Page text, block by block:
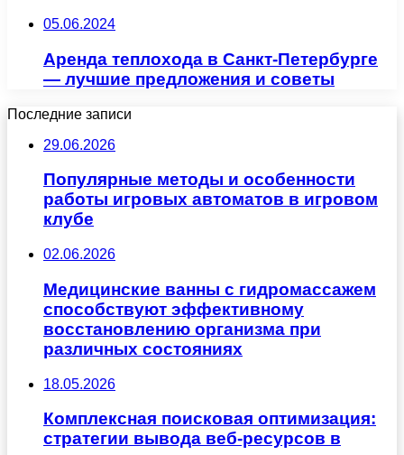
05.06.2024
Аренда теплохода в Санкт-Петербурге
— лучшие предложения и советы
Последние записи
29.06.2026
Популярные методы и особенности
работы игровых автоматов в игровом
клубе
02.06.2026
Медицинские ванны с гидромассажем
способствуют эффективному
восстановлению организма при
различных состояниях
18.05.2026
Комплексная поисковая оптимизация:
стратегии вывода веб-ресурсов в